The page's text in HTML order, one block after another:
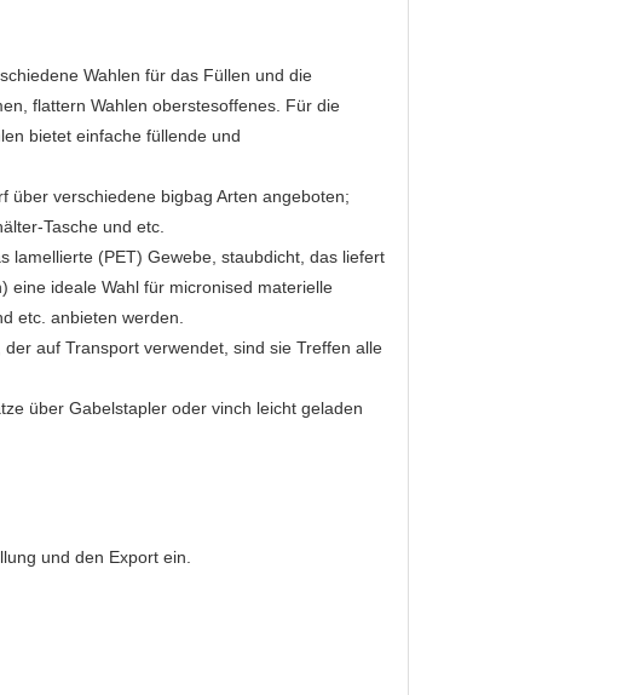
Wahlen für das Füllen und die
flattern Wahlen oberstesoffenes. Für die
bietet einfache füllende und
über verschiedene bigbag Arten angeboten;
Tasche und etc.
lamellierte (PET) Gewebe, staubdicht, das liefert
eine ideale Wahl für micronised materielle
etc. anbieten werden.
auf Transport verwendet, sind sie Treffen alle
über Gabelstapler oder vinch leicht geladen
und den Export ein.